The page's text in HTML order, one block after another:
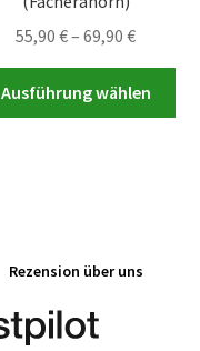
55,90 €– 69,90 €
bis
69,90 €
Ausführung wählen
Rezension über uns